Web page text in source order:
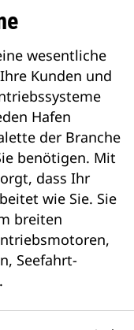
wesentliche
Kunden und
Hafen
der Branche
benötigen. Mit
dass Ihr
wie Sie. Sie
breiten
Seefahrt-